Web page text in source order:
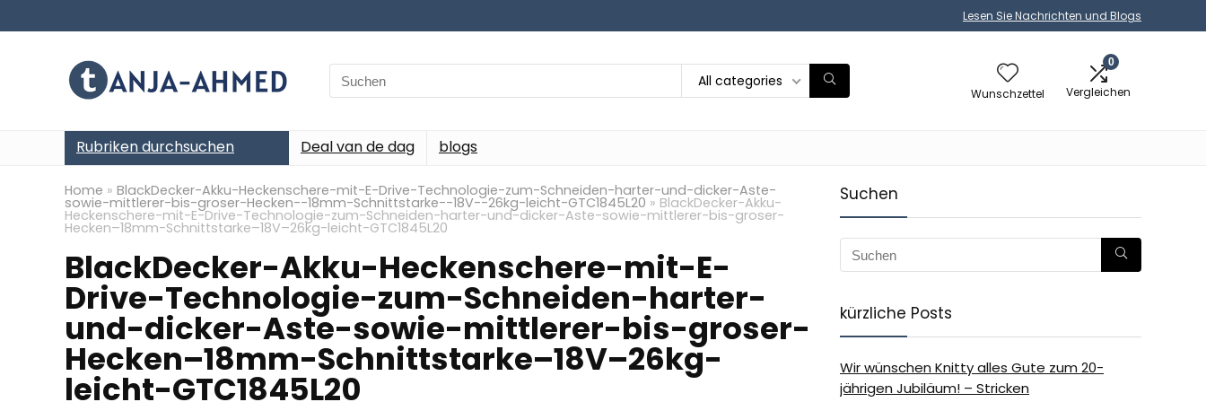
Lesen Sie Nachrichten und Blogs
Search
for:
All categories
Wunschzettel
0
Vergleichen
Rubriken durchsuchen Deal van de dag blogs
Home » BlackDecker-Akku-Heckenschere-mit-E-Drive-Technologie-zum-Schneiden-harter-und-dicker-Aste-
sowie-mittlerer-bis-groser-Hecken--18mm-Schnittstarke--18V--26kg-leicht-GTC1845L20 » BlackDecker-Akku-
Heckenschere-mit-E-Drive-Technologie-zum-Schneiden-harter-und-dicker-Aste-sowie-mittlerer-bis-groser-
Hecken–18mm-Schnittstarke–18V–26kg-leicht-GTC1845L20
BlackDecker-Akku-Heckenschere-mit-E-
Drive-Technologie-zum-Schneiden-harter-
und-dicker-Aste-sowie-mittlerer-bis-groser-
Hecken–18mm-Schnittstarke–18V–26kg-
leicht-GTC1845L20
Suchen
kürzliche Posts
Wir wünschen Knitty alles Gute zum 20-
jährigen Jubiläum! – Stricken